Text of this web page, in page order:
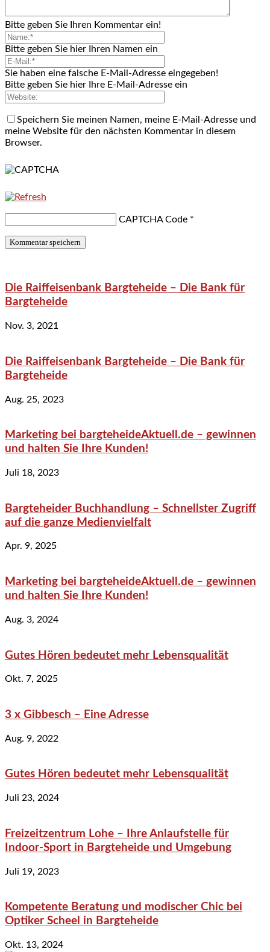
Bitte geben Sie Ihren Kommentar ein!
Bitte geben Sie hier Ihren Namen ein
Sie haben eine falsche E-Mail-Adresse eingegeben!
Bitte geben Sie hier Ihre E-Mail-Adresse ein
Speichern Sie meinen Namen, meine E-Mail-Adresse und
meine Website für den nächsten Kommentar in diesem
Browser.
CAPTCHA Code *
Die Raiffeisenbank Bargteheide – Die Bank für
Bargteheide
Nov. 3, 2021
Die Raiffeisenbank Bargteheide – Die Bank für
Bargteheide
Aug. 25, 2023
Marketing bei bargteheideAktuell.de – gewinnen
und halten Sie Ihre Kunden!
Juli 18, 2023
Bargteheider Buchhandlung – Schnellster Zugriff
auf die ganze Medienvielfalt
Apr. 9, 2025
Marketing bei bargteheideAktuell.de – gewinnen
und halten Sie Ihre Kunden!
Aug. 3, 2024
Gutes Hören bedeutet mehr Lebensqualität
Okt. 7, 2025
3 x Gibbesch – Eine Adresse
Aug. 9, 2022
Gutes Hören bedeutet mehr Lebensqualität
Juli 23, 2024
Freizeitzentrum Lohe – Ihre Anlaufstelle für
Indoor-Sport in Bargteheide und Umgebung
Juli 19, 2023
Kompetente Beratung und modischer Chic bei
Optiker Scheel in Bargteheide
Okt. 13, 2024